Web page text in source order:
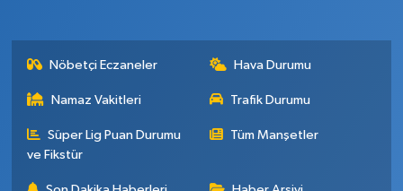
Nöbetçi Eczaneler Hava Durumu
Namaz Vakitleri Trafik Durumu
Süper Lig Puan Durumu
ve Fikstür
Tüm Manşetler